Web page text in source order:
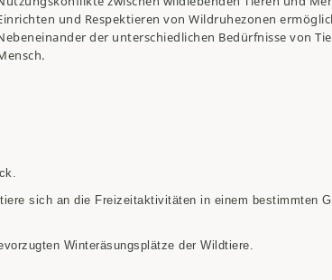
und Respektieren von Wildruhezonen
der unterschiedlichen Bedürfnisse von
sich an die Freizeitaktivitäten in einem bestimmten
Winteräsungsplätze der Wildtiere.